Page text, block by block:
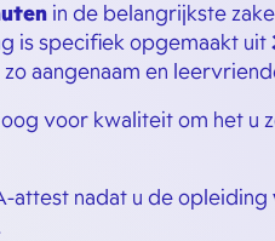
in de belangrijkste
is specifiek opgemaakt uit
aangenaam en
voor kwaliteit om het u
attest nadat u de opleiding